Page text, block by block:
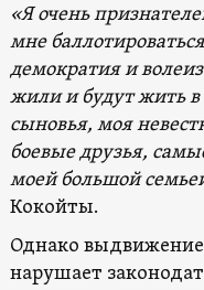
«Я очень
мне
демократия и
жили и будут жить
сыновья, моя
боевые друзья,
моей большой
Кокойты.
Однако
нарушает